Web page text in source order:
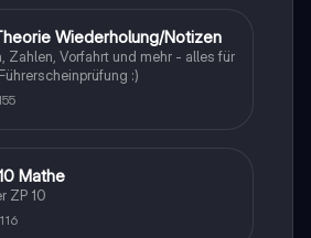
des Buches
möchten.Wiederholung/Notizen
Zahlen, Vorfahrt und mehr - alles für
:)
Mathe
ZP 10